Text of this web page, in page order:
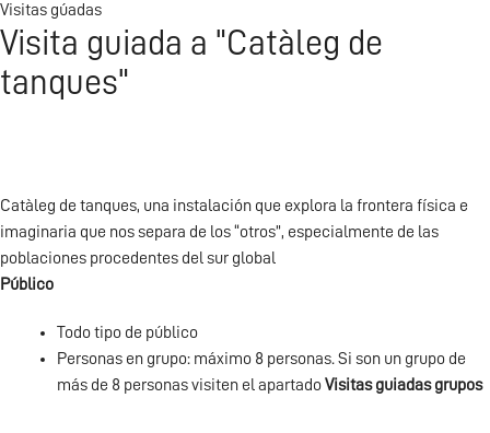
Visitas gúadas
Visita guiada a "Catàleg de
tanques"
Catàleg de tanques, una instalación que explora la frontera física e
imaginaria que nos separa de los “otros”, especialmente de las
poblaciones procedentes del sur global
Público
Todo tipo de público
Personas en grupo: máximo 8 personas. Si son un grupo de
más de 8 personas visiten el apartadoVisitas guiadas grupos